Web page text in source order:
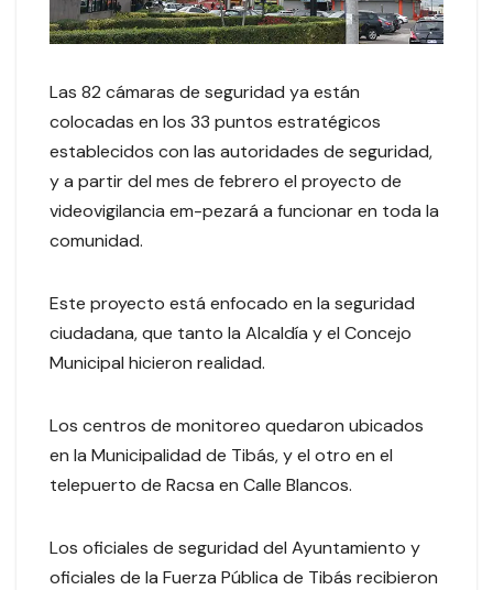
Las 82 cámaras de seguridad ya están
colocadas en los 33 puntos estratégicos
establecidos con las autoridades de seguridad,
y a partir del mes de febrero el proyecto de
videovigilancia em-pezará a funcionar en toda la
comunidad.
Este proyecto está enfocado en la seguridad
ciudadana, que tanto la Alcaldía y el Concejo
Municipal hicieron realidad.
Los centros de monitoreo quedaron ubicados
en la Municipalidad de Tibás, y el otro en el
telepuerto de Racsa en Calle Blancos.
Los oficiales de seguridad del Ayuntamiento y
oficiales de la Fuerza Pública de Tibás recibieron